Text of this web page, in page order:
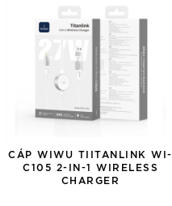
CÁP WIWU TIITANLINK WI-
C105 2-IN-1 WIRELESS
CHARGER